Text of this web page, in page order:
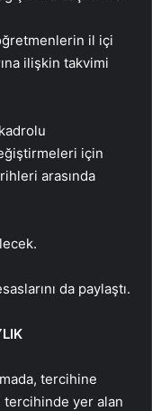
il içi
ilişkin takvimi
için
arasında
da paylaştı.
tercihine
yer alan